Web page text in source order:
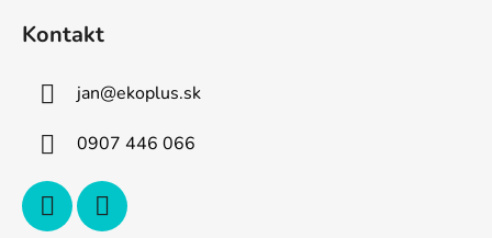
Kontakt
jan@ekoplus.sk
0907 446 066